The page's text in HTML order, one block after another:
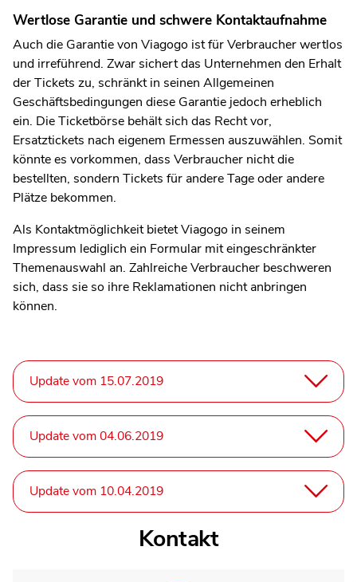
Wertlose Garantie und schwere Kontaktaufnahme
Auch die Garantie von Viagogo ist für Verbraucher wertlos
und irreführend. Zwar sichert das Unternehmen den Erhalt
der Tickets zu, schränkt in seinen Allgemeinen
Geschäftsbedingungen diese Garantie jedoch erheblich
ein. Die Ticketbörse behält sich das Recht vor,
Ersatztickets nach eigenem Ermessen auszuwählen. Somit
könnte es vorkommen, dass Verbraucher nicht die
bestellten, sondern Tickets für andere Tage oder andere
Plätze bekommen.
Als Kontaktmöglichkeit bietet Viagogo in seinem
Impressum lediglich ein Formular mit eingeschränkter
Themenauswahl an. Zahlreiche Verbraucher beschweren
sich, dass sie so ihre Reklamationen nicht anbringen
können.
Update vom 15.07.2019
Update vom 04.06.2019
Update vom 10.04.2019
Kontakt